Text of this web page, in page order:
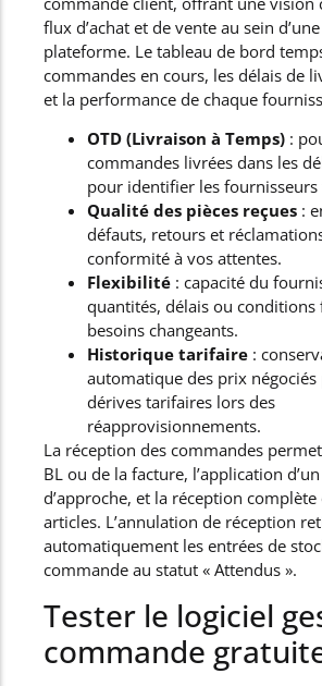
flux d’achat et de vente au sein
plateforme. Le tableau de bord
commandes en cours, les délais de
et la performance de chaque
OTD (Livraison à Temps) :
commandes livrées dans les
pour identifier les fournisseurs
Qualité des pièces reçues :
défauts, retours et
conformité à vos attentes.
Flexibilité : capacité du
quantités, délais ou conditions
besoins changeants.
Historique tarifaire :
automatique des prix
dérives tarifaires lors des
réapprovisionnements.
La réception des commandes
BL ou de la facture, l’application
d’approche, et la réception
articles. L’annulation de réception
automatiquement les entrées de
commande au statut « Attendus ».
Tester le logiciel
commande